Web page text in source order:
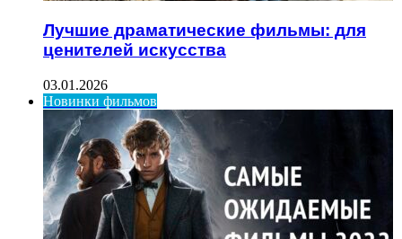
Лучшие драматические фильмы: для
ценителей искусства
03.01.2026
Новинки фильмов